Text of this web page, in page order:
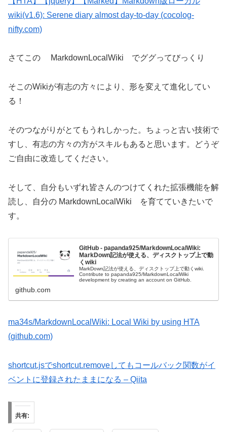
wiki(v1.6): Serene diary almost day-to-day (cocolog-
nifty.com)
さてこの MarkdownLocalWiki でググってびっくり
そこのWikiが有志の方々により、形を変えて進化してい
る！
そのつながりがとてもうれしかった。ちょっと古い技術で
すし、有志の方々の方がスキルもあると思います。どうぞ
ご自由に改造してください。
そして、自分もいずれ皆さんのつけてくれた拡張機能を解
読し、自分の MarkdownLocalWiki を育てていきたいで
す。
GitHub - papanda925/MarkdownLocalWiki:
MarkDown記法が使える、ディスクトップ上で動
くwiki
MarkDown記法が使える、ディスクトップ上で動くwiki.
Contribute to papanda925/MarkdownLocalWiki
development by creating an account on GitHub.
github.com
ma34s/MarkdownLocalWiki: Local Wiki by using HTA
(github.com)
shortcut.jsでshortcut.removeしてもコールバック関数がイ
ベントに登録されたままになる – Qiita
共有: